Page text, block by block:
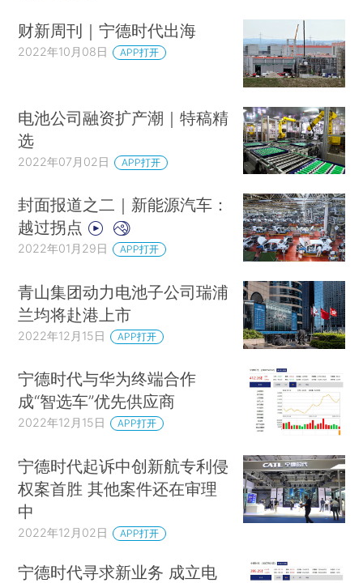
财新周刊｜宁德时代出海
2022年10月08日 APP打开
电池公司融资扩产潮｜特稿精
选
2022年07月02日 APP打开
封面报道之二｜新能源汽车：
越过拐点
2022年01月29日 APP打开
青山集团动力电池子公司瑞浦
兰均将赴港上市
2022年12月15日 APP打开
宁德时代与华为终端合作
成“智选车”优先供应商
2022年12月15日 APP打开
宁德时代起诉中创新航专利侵
权案首胜 其他案件还在审理
中
2022年12月02日 APP打开
宁德时代寻求新业务 成立电